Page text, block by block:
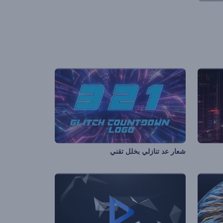
شعار عد تنازلي بخلل تقني